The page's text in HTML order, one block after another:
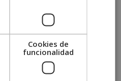
Cookies de
funcionalidad